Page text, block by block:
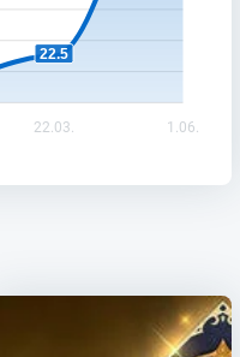
22.5
22.03. 1.06.